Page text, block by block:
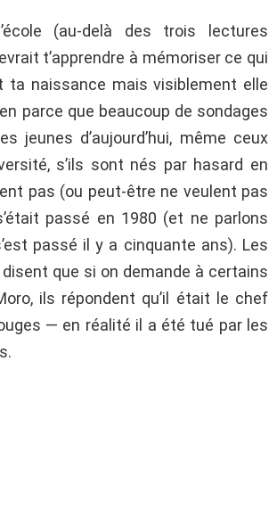
(au-delà des trois lectures
t’apprendre à mémoriser ce qui
ta naissance mais visiblement elle
parce que beaucoup de sondages
jeunes d’aujourd’hui, même ceux
s’ils sont nés par hasard en
pas (ou peut-être ne veulent pas
passé en 1980 (et ne parlons
passé il y a cinquante ans). Les
que si on demande à certains
ils répondent qu’il était le chef
— en réalité il a été tué par les